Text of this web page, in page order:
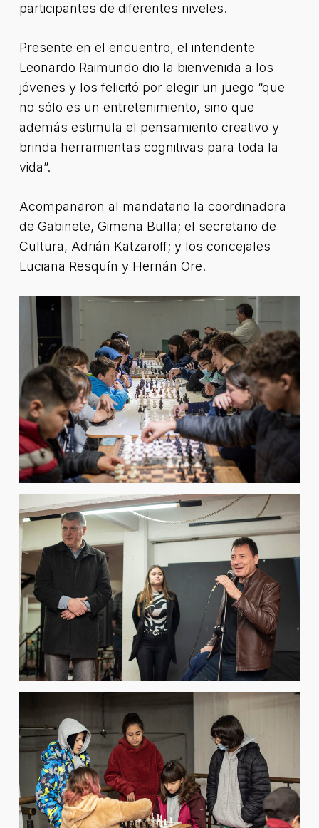
participantes de diferentes niveles.
Presente en el encuentro, el intendente
Leonardo Raimundo dio la bienvenida a los
jóvenes y los felicitó por elegir un juego “que
no sólo es un entretenimiento, sino que
además estimula el pensamiento creativo y
brinda herramientas cognitivas para toda la
vida”.
Acompañaron al mandatario la coordinadora
de Gabinete, Gimena Bulla; el secretario de
Cultura, Adrián Katzaroff; y los concejales
Luciana Resquín y Hernán Ore.